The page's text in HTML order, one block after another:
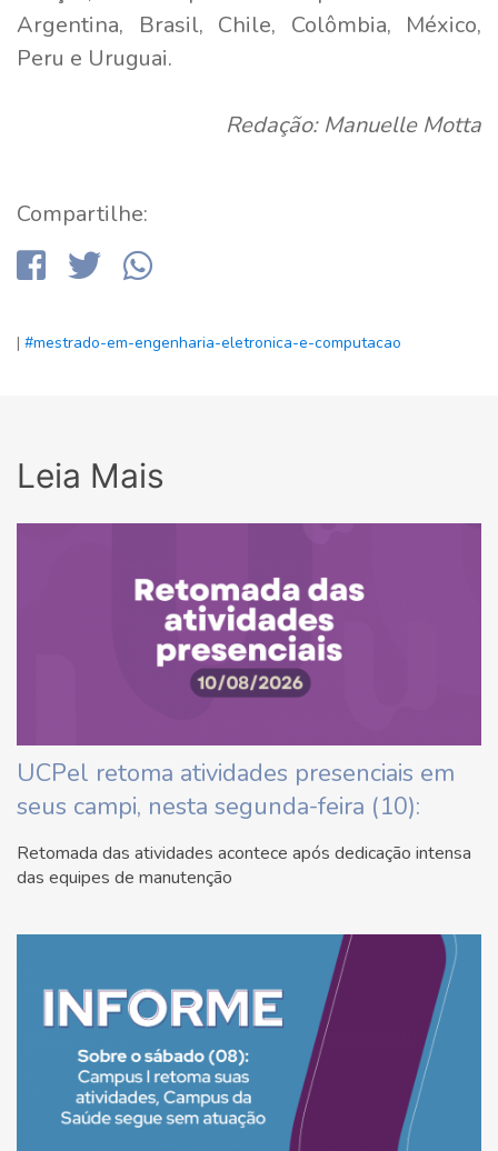
Argentina, Brasil, Chile, Colômbia, México,
Peru e Uruguai.
Redação: Manuelle Motta
Compartilhe:
| #mestrado-em-engenharia-eletronica-e-computacao
Leia Mais
UCPel retoma atividades presenciais em
seus campi, nesta segunda-feira (10):
Retomada das atividades acontece após dedicação intensa
das equipes de manutenção